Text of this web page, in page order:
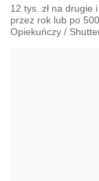
12 tys. zł na drugie
przez rok lub po
Opiekuńczy /